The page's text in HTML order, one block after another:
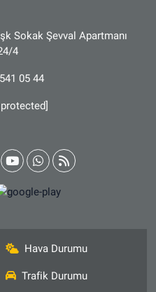
Sokak Şevval Apartmanı
4
05 44
Hava Durumu
Trafik Durumu